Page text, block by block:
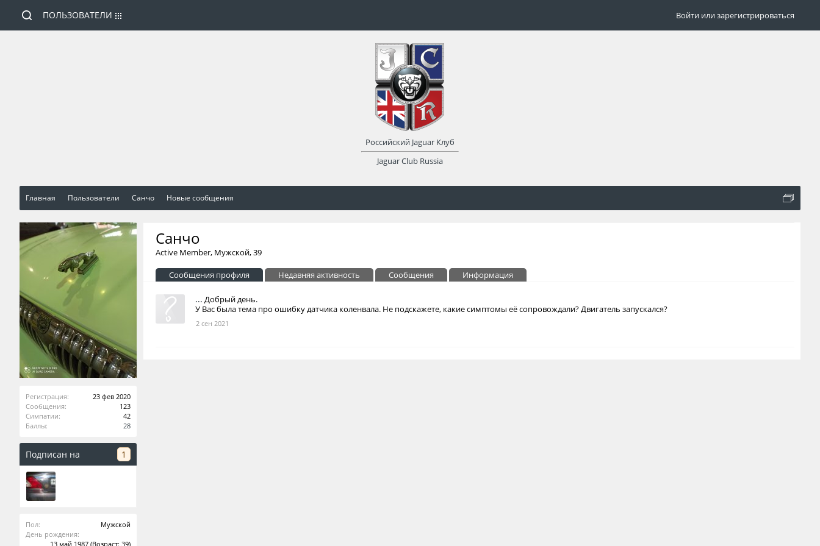
Главная Пользователи Санчо Новые сообщения
Регистрация:
23 фев 2020
Сообщения:
123
Симпатии:
42
Баллы:
28
Подписан на 1
Пол:
Мужской
День рождения:
13 май 1987 (Возраст: 39)
Санчо
Active Member, Мужской, 39
Сообщения профиля Недавняя активность Сообщения Информация
... Добрый день.
У Вас была тема про ошибку датчика коленвала. Не подскажете, какие симптомы её сопровождали? Двигатель запускался?
2 сен 2021
ПОЛЬЗОВАТЕЛИ
Российский Jaguar Клуб
Jaguar Club Russia
Войти или зарегистрироваться